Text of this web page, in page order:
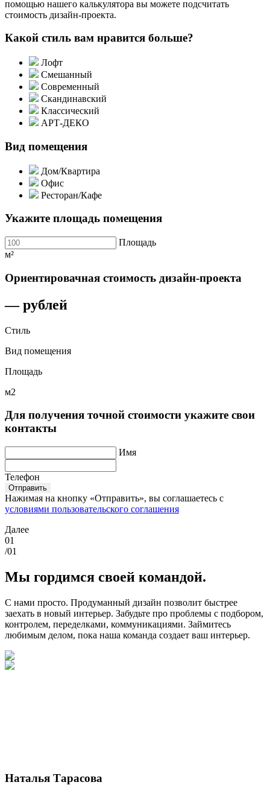
помощью нашего калькулятора вы можете подсчитать
стоимость дизайн-проекта.
Какой стиль вам нравится больше?
Лофт
Смешанный
Современный
Скандинавский
Классический
АРТ-ДЕКО
Вид помещения
Дом/Квартира
Офис
Ресторан/Кафе
Укажите площадь помещения
Площадь
м²
Ориентировачная стоимость дизайн-проекта
—рублей
Стиль
Вид помещения
Площадь
м2
Для получения точной стоимости укажите свои
контакты
Имя
Телефон
Отправить
Нажимая на кнопку «Отправить», вы соглашаетесь с
условиями пользовательского соглашения
Далее
01
/01
Мы гордимся своей командой.
С нами просто. Продуманный дизайн позволит быстрее
заехать в новый интерьер. Забудьте про проблемы с подбором,
контролем, переделками, коммуникациями. Займитесь
любимым делом, пока наша команда создает ваш интерьер.
Наталья Тарасова